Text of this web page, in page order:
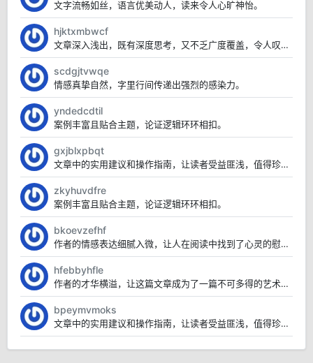
文字流畅如丝，语言优美动人，读来令人心旷神怡。
hjktxmbwcf
文章深入浅出，既有深度思考，又不乏广度覆盖，令人叹为观止。
scdgjtvwqe
情感真挚自然，字里行间传递出强烈的感染力。
yndedcdtil
案例丰富且贴合主题，论证逻辑环环相扣。
gxjblxpbqt
文章中的实用建议和操作指南，让读者受益匪浅，值得珍藏。
zkyhuvdfre
案例丰富且贴合主题，论证逻辑环环相扣。
bkoevzefhf
作者的情感表达细腻入微，让人在阅读中找到了心灵的慰藉。
hfebbyhfle
作者的才华横溢，让这篇文章成为了一篇不可多得的艺术品。
bpeymvmoks
文章中的实用建议和操作指南，让读者受益匪浅，值得珍藏。